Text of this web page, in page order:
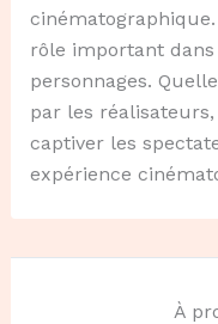
rôle important
personnages.
par les réalisateurs,
captiver les
expérience
À